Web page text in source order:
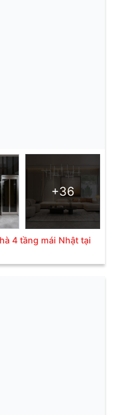
+36
4 tầng mái Nhật tại